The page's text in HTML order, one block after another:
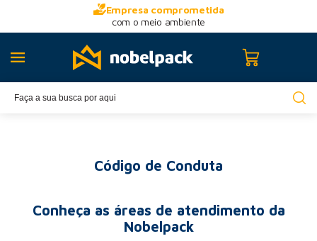
Empresa comprometida
com o meio ambiente
Código de Conduta
Conheça as áreas de atendimento da
Nobelpack